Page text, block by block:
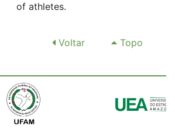
of athletes.
Voltar
Topo